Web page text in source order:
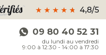
09 80 40 52 31
du lundi au vendredi
9:00 à 12:30 - 14:00 à 17:30